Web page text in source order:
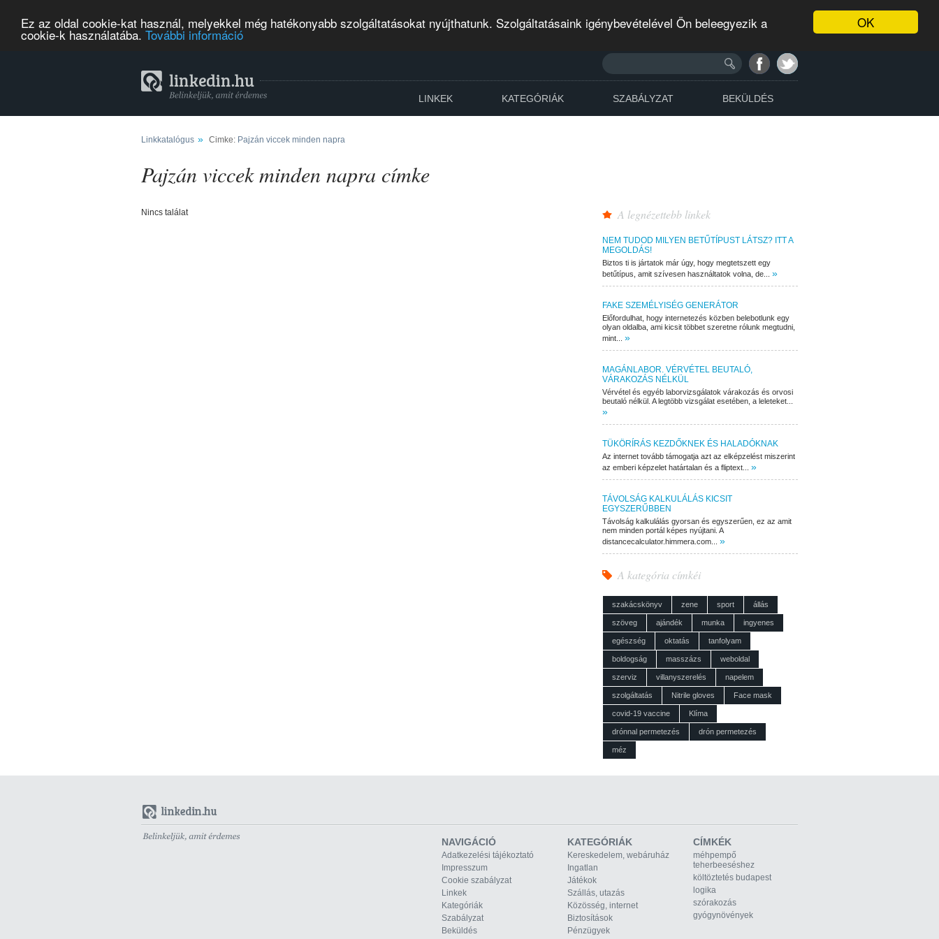
OK
Ez az oldal cookie-kat használ, melyekkel még hatékonyabb szolgáltatásokat nyújthatunk. Szolgáltatásaink igénybevételével Ön beleegyezik a
cookie-k használatába. További információ
LINKEK KATEGÓRIÁK SZABÁLYZAT BEKÜLDÉS
Linkkatalógus » Cimke: Pajzán viccek minden napra
Pajzán viccek minden napra címke
Nincs találat A legnézettebb linkek
NEM TUDOD MILYEN BETŰTÍPUST LÁTSZ? ITT A
MEGOLDÁS!
Biztos ti is jártatok már úgy, hogy megtetszett egy
betűtípus, amit szívesen használtatok volna, de... »
FAKE SZEMÉLYISÉG GENERÁTOR
Előfordulhat, hogy internetezés közben belebotlunk egy
olyan oldalba, ami kicsit többet szeretne rólunk megtudni,
mint... »
MAGÁNLABOR. VÉRVÉTEL BEUTALÓ,
VÁRAKOZÁS NÉLKÜL
Vérvétel és egyéb laborvizsgálatok várakozás és orvosi
beutaló nélkül. A legtöbb vizsgálat esetében, a leleteket...
»
TÜKÖRÍRÁS KEZDŐKNEK ÉS HALADÓKNAK
Az internet tovább támogatja azt az elképzelést miszerint
az emberi képzelet határtalan és a fliptext... »
TÁVOLSÁG KALKULÁLÁS KICSIT
EGYSZERŰBBEN
Távolság kalkulálás gyorsan és egyszerűen, ez az amit
nem minden portál képes nyújtani. A
distancecalculator.himmera.com... »
A kategória címkéi
szakácskönyv zene sport állás
szöveg ajándék munka ingyenes
egészség oktatás tanfolyam
boldogság masszázs weboldal
szerviz villanyszerelés napelem
szolgáltatás Nitrile gloves Face mask
covid-19 vaccine Klíma
drónnal permetezés drón permetezés
méz
NAVIGÁCIÓ
Adatkezelési tájékoztató
Impresszum
Cookie szabályzat
Linkek
Kategóriák
Szabályzat
Beküldés
KATEGÓRIÁK
Kereskedelem, webáruház
Ingatlan
Játékok
Szállás, utazás
Közösség, internet
Biztosítások
Pénzügyek
CÍMKÉK
méhpempő
teherbeeséshez
költöztetés budapest
logika
szórakozás
gyógynövények